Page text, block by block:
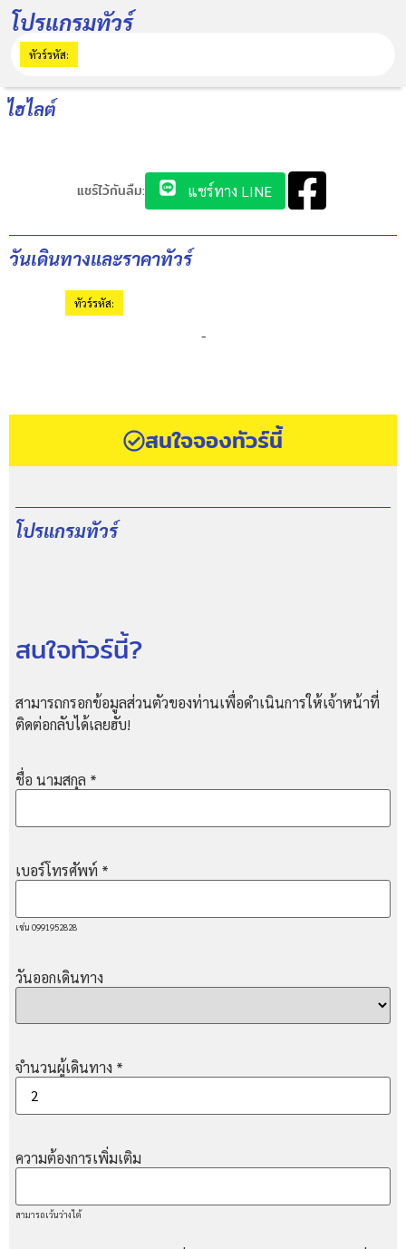
โปรแกรมทัวร์
ทัวร์รหัส:
ไฮไลต์
แชร์ไว้กันลืม: แชร์ทาง LINE
วันเดินทางและราคาทัวร์
ทัวร์รหัส:
-
สนใจจองทัวร์นี้
โปรแกรมทัวร์
สนใจทัวร์นี้?
สามารถกรอกข้อมูลส่วนตัวของท่านเพื่อดำเนินการให้เจ้าหน้าที่
ติดต่อกลับได้เลยฮับ!
ชื่อ นามสกุล *
เบอร์โทรศัพท์ *
เช่น 0991952828
วันออกเดินทาง
จำนวนผู้เดินทาง *
ความต้องการเพิ่มเติม
สามารถเว้นว่างได้